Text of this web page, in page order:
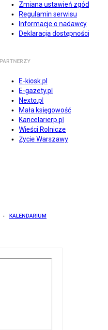
Zmiana ustawień zgód
Regulamin serwisu
Informacje o nadawcy
Deklaracja dostępności
PARTNERZY
E-kiosk.pl
E-gazety.pl
Nexto.pl
Mała księgowość
Kancelarierp.pl
Wieści Rolnicze
Życie Warszawy
KALENDARIUM